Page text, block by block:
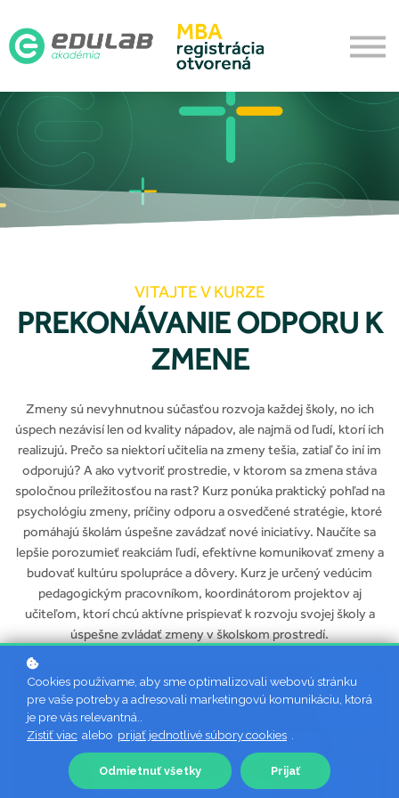
Aktualizačné
O akadémii
Prihlásenie
Vytvoriť účet
VITAJTE V KURZE
PREKONÁVANIE ODPORU K
ZMENE
Zmeny sú nevyhnutnou súčasťou rozvoja každej školy, no ich
úspech nezávisí len od kvality nápadov, ale najmä od ľudí, ktorí ich
realizujú. Prečo sa niektorí učitelia na zmeny tešia, zatiaľ čo iní im
odporujú? A ako vytvoriť prostredie, v ktorom sa zmena stáva
spoločnou príležitosťou na rast? Kurz ponúka praktický pohľad na
psychológiu zmeny, príčiny odporu a osvedčené stratégie, ktoré
pomáhajú školám úspešne zavádzať nové iniciatívy. Naučíte sa
lepšie porozumieť reakciám ľudí, efektívne komunikovať zmeny a
budovať kultúru spolupráce a dôvery. Kurz je určený vedúcim
pedagogickým pracovníkom, koordinátorom projektov aj
učiteľom, ktorí chcú aktívne prispievať k rozvoju svojej školy a
úspešne zvládať zmeny v školskom prostredí.
Cookies používame, aby sme optimalizovali webovú stránku
pre vaše potreby a adresovali marketingovú komunikáciu, ktorá
je pre vás relevantná..
Zistiť viac alebo prijať jednotlivé súbory cookies
Odmietnuť všetky Prijať